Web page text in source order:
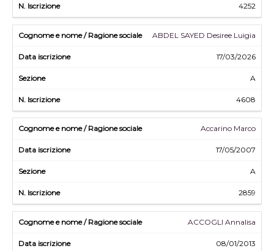
4252
ABDEL SAYED Desiree Luigia
17/03/2026
A
4608
Accarino Marco
17/05/2007
A
2859
ACCOGLI Annalisa
08/01/2013